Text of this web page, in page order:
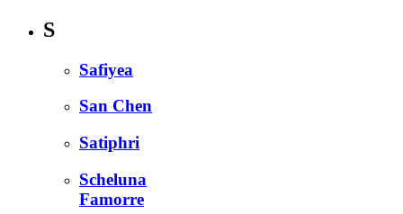
S
Safiyea
San Chen
Satiphri
Scheluna
Famorre